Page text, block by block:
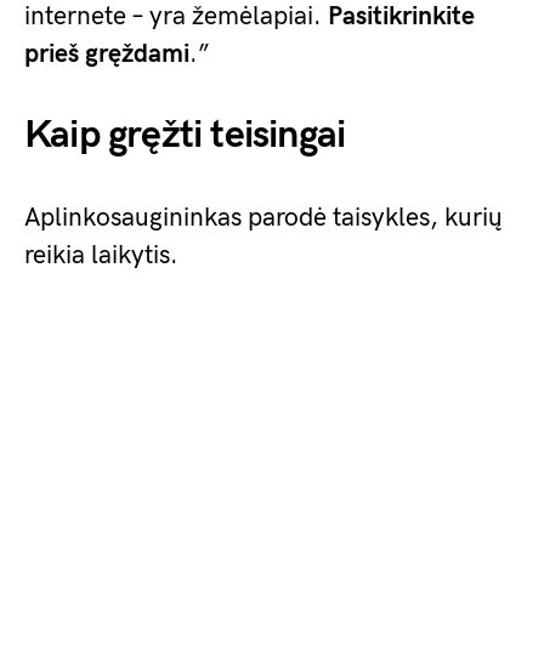
internete – yra žemėlapiai. Pasitikrinkite
prieš gręždami.”
Kaip gręžti teisingai
Aplinkosaugininkas parodė taisykles, kurių
reikia laikytis.